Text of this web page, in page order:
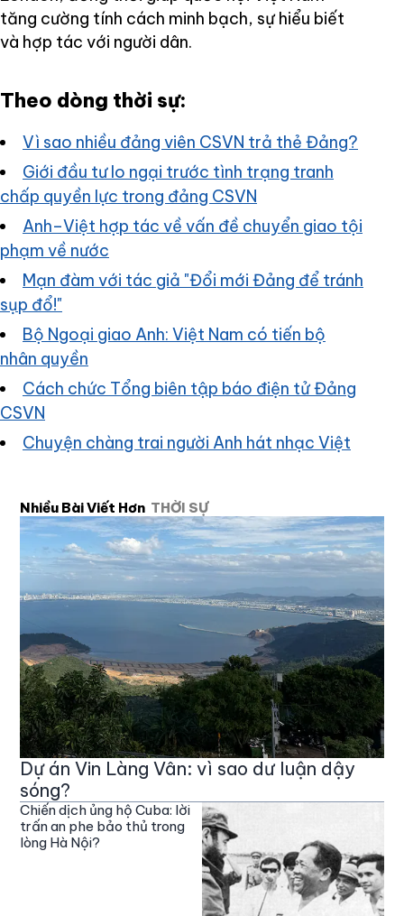
tăng cường tính cách minh bạch, sự hiểu biết
và hợp tác với người dân.
Theo dòng thời sự:
Vì sao nhiều đảng viên CSVN trả thẻ Đảng?
Giới đầu tư lo ngại trước tình trạng tranh
chấp quyền lực trong đảng CSVN
Anh–Việt hợp tác về vấn đề chuyển giao tội
phạm về nước
Mạn đàm với tác giả "Đổi mới Đảng để tránh
sụp đổ!"
Bộ Ngoại giao Anh: Việt Nam có tiến bộ
nhân quyền
Cách chức Tổng biên tập báo điện tử Đảng
CSVN
Chuyện chàng trai người Anh hát nhạc Việt
Nhiều Bài Viết Hơn THỜI SỰ
Dự án Vin Làng Vân: vì sao dư luận dậy
sóng?
Chiến dịch ủng hộ Cuba: lời
trấn an phe bảo thủ trong
lòng Hà Nội?